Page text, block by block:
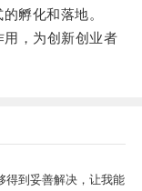
孵化和落地。
，为创新创业者
得到妥善解决，让我能